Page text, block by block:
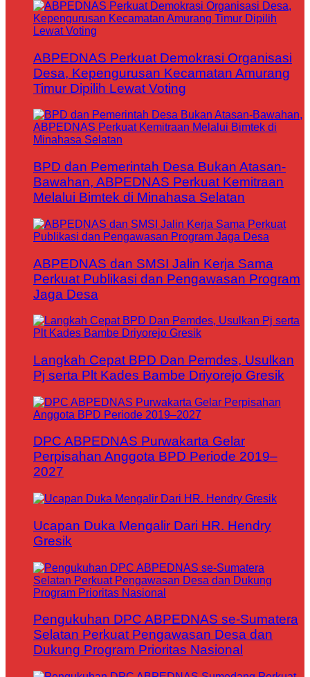
ABPEDNAS Perkuat Demokrasi Organisasi
Desa, Kepengurusan Kecamatan Amurang
Timur Dipilih Lewat Voting
BPD dan Pemerintah Desa Bukan Atasan-
Bawahan, ABPEDNAS Perkuat Kemitraan
Melalui Bimtek di Minahasa Selatan
ABPEDNAS dan SMSI Jalin Kerja Sama
Perkuat Publikasi dan Pengawasan Program
Jaga Desa
Langkah Cepat BPD Dan Pemdes, Usulkan
Pj serta Plt Kades Bambe Driyorejo Gresik
DPC ABPEDNAS Purwakarta Gelar
Perpisahan Anggota BPD Periode 2019–
2027
Ucapan Duka Mengalir Dari HR. Hendry
Gresik
Pengukuhan DPC ABPEDNAS se-Sumatera
Selatan Perkuat Pengawasan Desa dan
Dukung Program Prioritas Nasional